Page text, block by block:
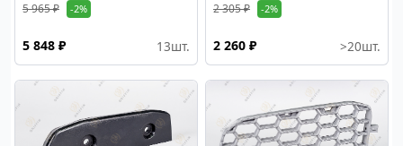
5 965 ₽ -2%
5 848 ₽ 13шт.
2 305 ₽ -2%
2 260 ₽ >20шт.